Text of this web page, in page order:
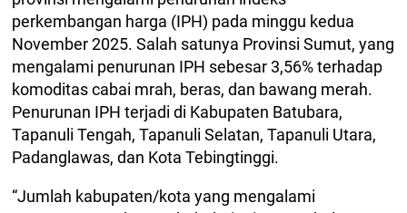
perkembangan harga (IPH) pada minggu kedua
November 2025. Salah satunya Provinsi Sumut, yang
mengalami penurunan IPH sebesar 3,56% terhadap
komoditas cabai mrah, beras, dan bawang merah.
Penurunan IPH terjadi di Kabupaten Batubara,
Tapanuli Tengah, Tapanuli Selatan, Tapanuli Utara,
Padanglawas, dan Kota Tebingtinggi.
“Jumlah kabupaten/kota yang mengalami